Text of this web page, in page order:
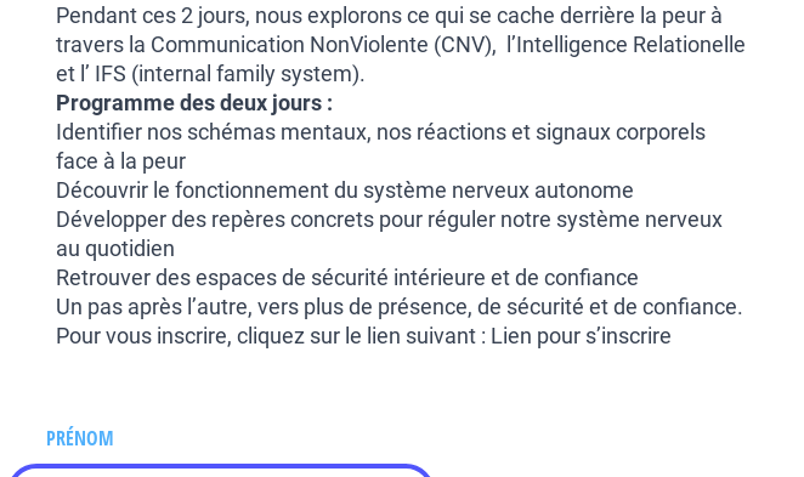
Pendant ces 2 jours, nous explorons ce qui se cache derrière la peur à
travers la Communication NonViolente (CNV), l’Intelligence Relationelle
et l’ IFS (internal family system).
Programme des deux jours :
Identifier nos schémas mentaux, nos réactions et signaux corporels
face à la peur
Découvrir le fonctionnement du système nerveux autonome
Développer des repères concrets pour réguler notre système nerveux
au quotidien
Retrouver des espaces de sécurité intérieure et de confiance
Un pas après l’autre, vers plus de présence, de sécurité et de confiance.
Pour vous inscrire, cliquez sur le lien suivant : Lien pour s’inscrire
PRÉNOM